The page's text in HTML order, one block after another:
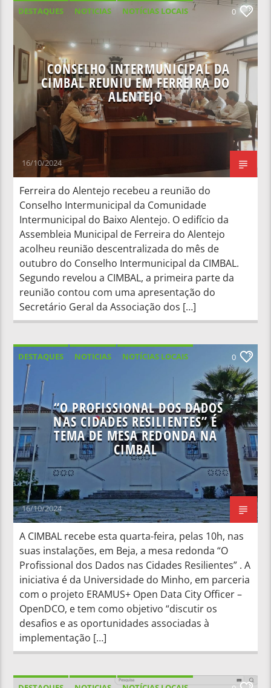
DESTAQUES NOTICIAS
NOTÍCIAS LOCAIS
0
CONSELHO INTERMUNICIPAL DA
CIMBAL REUNIU EM FERREIRA DO
ALENTEJO
16/10/2024
Ferreira do Alentejo recebeu a reunião do
Conselho Intermunicipal da Comunidade
Intermunicipal do Baixo Alentejo. O edifício da
Assembleia Municipal de Ferreira do Alentejo
acolheu reunião descentralizada do mês de
outubro do Conselho Intermunicipal da CIMBAL.
Segundo revelou a CIMBAL, a primeira parte da
reunião contou com uma apresentação do
Secretário Geral da Associação dos […]
DESTAQUES NOTICIAS
NOTÍCIAS LOCAIS
NOTÍCIAS NACIONAIS
0
“O PROFISSIONAL DOS DADOS
NAS CIDADES RESILIENTES” É
TEMA DE MESA REDONDA NA
CIMBAL
16/10/2024
A CIMBAL recebe esta quarta-feira, pelas 10h, nas
suas instalações, em Beja, a mesa redonda “O
Profissional dos Dados nas Cidades Resilientes” . A
iniciativa é da Universidade do Minho, em parceria
com o projeto ERAMUS+ Open Data City Officer –
OpenDCO, e tem como objetivo “discutir os
desafios e as oportunidades associadas à
implementação […]